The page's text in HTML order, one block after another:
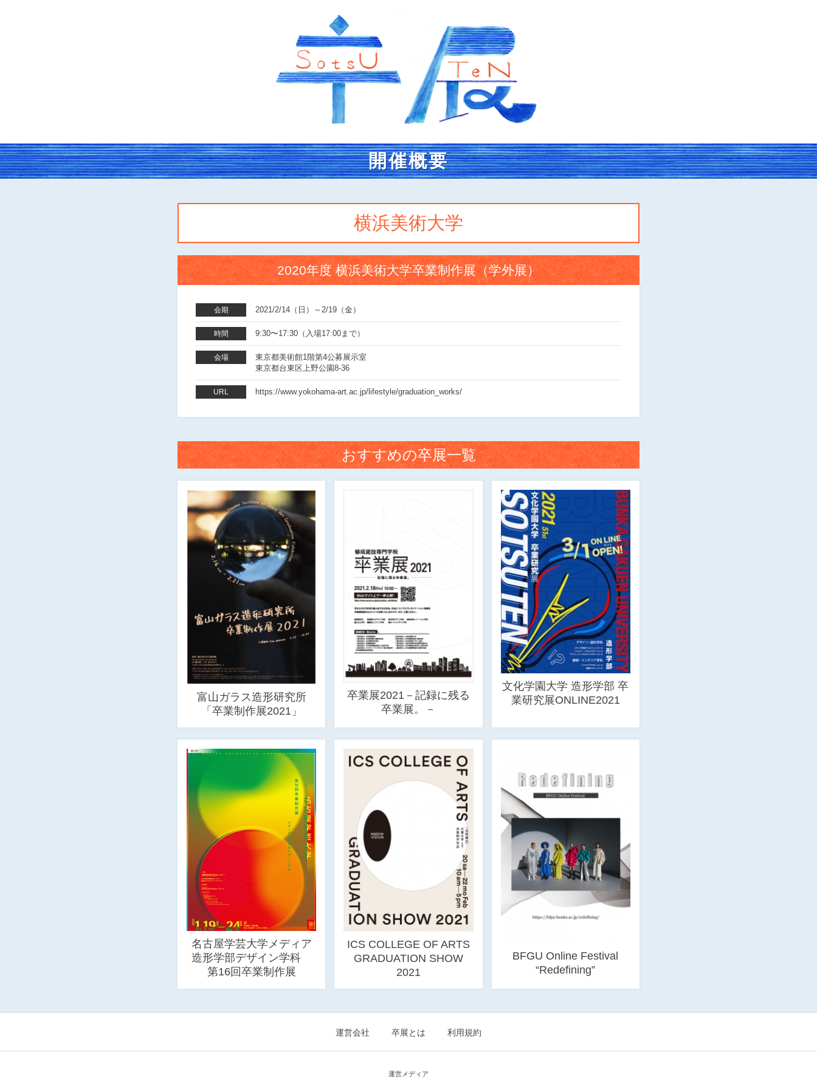
開催概要
横浜美術大学
2020年度 横浜美術大学卒業制作展（学外展）
会期 2021/2/14（日）～2/19（金）
時間 9:30〜17:30（入場17:00まで）
会場
東京都美術館1階第4公募展示室
東京都台東区上野公園8-36
URL https://www.yokohama-art.ac.jp/lifestyle/graduation_works/
おすすめの卒展一覧
富山ガラス造形研究所
「卒業制作展2021」
卒業展2021－記録に残る
卒業展。－
文化学園大学 造形学部 卒
業研究展ONLINE2021
名古屋学芸大学メディア
造形学部デザイン学科
第16回卒業制作展
ICS COLLEGE OF ARTS
GRADUATION SHOW
2021
BFGU Online Festival
“Redefining”
運営会社 卒展とは 利用規約
運営メディア